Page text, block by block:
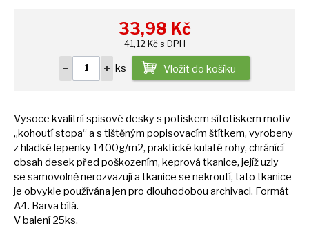
33,98 Kč
41,12 Kč s DPH
ks Vložit do košíku
Vysoce kvalitní spisové deskys potiskem sítotiskem motiv
„kohoutí stopa“ a s tištěným popisovacím štítkem, vyrobeny
zhladké lepenky 1400g/m2, praktické kulaté rohy, chránící
obsah desek před poškozením, keprová tkanice, jejíž uzly
se samovolně nerozvazujía tkanice se nekroutí, tato tkanice
je obvykle používána jen pro dlouhodobou archivaci. Formát
A4. Barva bílá.
V balení 25ks.